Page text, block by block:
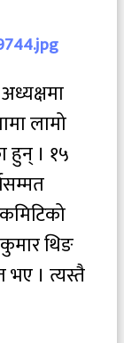
लामो
हुन् । १५
कुमार थिङ
भए । त्यस्तै